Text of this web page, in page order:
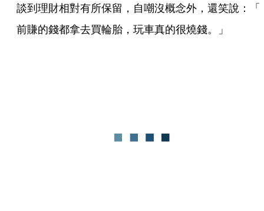
談到理財相對有所保留，自嘲沒概念外，還笑說：「
前賺的錢都拿去買輪胎，玩車真的很燒錢。」